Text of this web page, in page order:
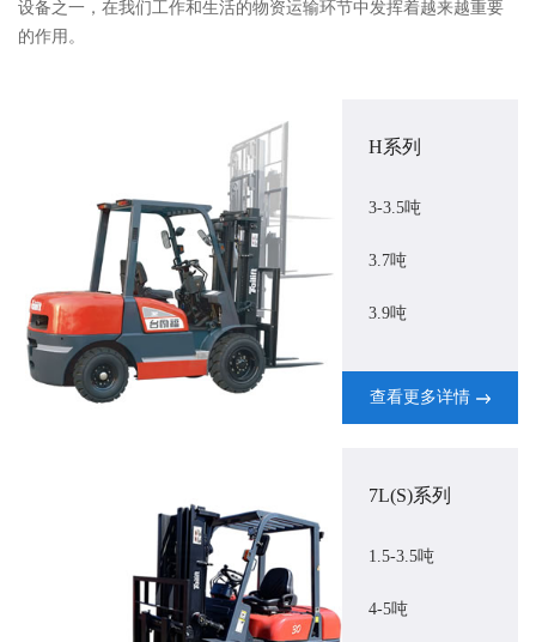
设备之一，在我们工作和生活的物资运输环节中发挥着越来越重要
的作用。
H系列
3-3.5吨
3.7吨
3.9吨
查看更多详情
7L(S)系列
1.5-3.5吨
4-5吨